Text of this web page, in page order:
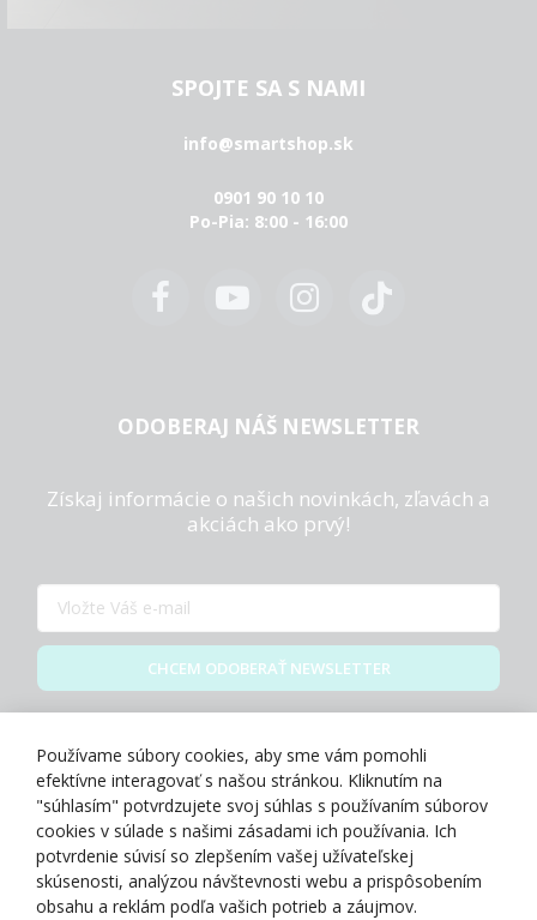
SPOJTE SA S NAMI
info@smartshop.sk
0901 90 10 10
Po-Pia: 8:00 - 16:00
ODOBERAJ NÁŠ NEWSLETTER
Získaj informácie o našich novinkách, zľavách a
akciách ako prvý!
CHCEM ODOBERAŤ NEWSLETTER
O NÁS
Používame súbory cookies, aby sme vám pomohli
efektívne interagovať s našou stránkou. Kliknutím na
"súhlasím" potvrdzujete svoj súhlas s používaním súborov
cookies v súlade s našimi zásadami ich používania. Ich
potvrdenie súvisí so zlepšením vašej užívateľskej
skúsenosti, analýzou návštevnosti webu a prispôsobením
obsahu a reklám podľa vašich potrieb a záujmov.